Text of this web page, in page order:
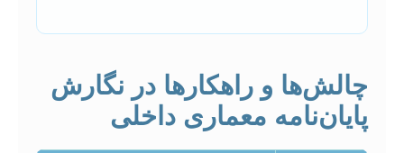
چالش‌ها و راهکارها در نگارش
پایان‌نامه معماری داخلی